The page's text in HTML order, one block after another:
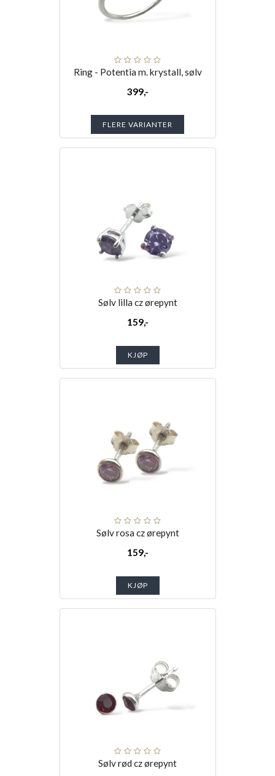
Ring - Potentia m. krystall, sølv
399,-
FLERE VARIANTER
Sølv lilla cz ørepynt
159,-
KJØP
Sølv rosa cz ørepynt
159,-
KJØP
Sølv rød cz ørepynt